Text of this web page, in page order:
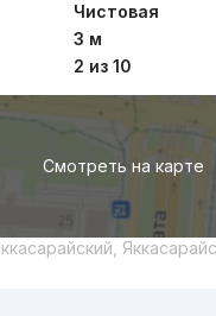
Чистовая
3 м
2 из 10
Смотреть на карте